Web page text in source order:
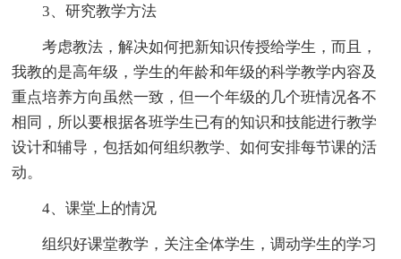
3、研究教学方法
考虑教法，解决如何把新知识传授给学生，而且，
我教的是高年级，学生的年龄和年级的科学教学内容及
重点培养方向虽然一致，但一个年级的几个班情况各不
相同，所以要根据各班学生已有的知识和技能进行教学
设计和辅导，包括如何组织教学、如何安排每节课的活
动。
4、课堂上的情况
组织好课堂教学，关注全体学生，调动学生的学习